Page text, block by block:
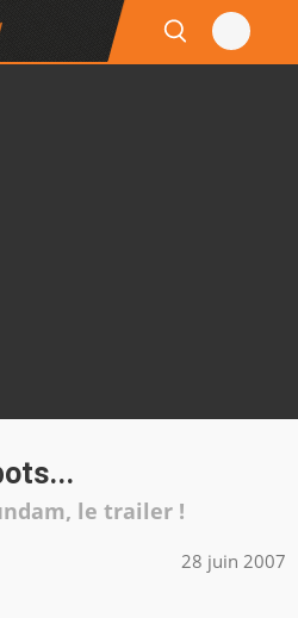
le trailer !
28 juin 2007